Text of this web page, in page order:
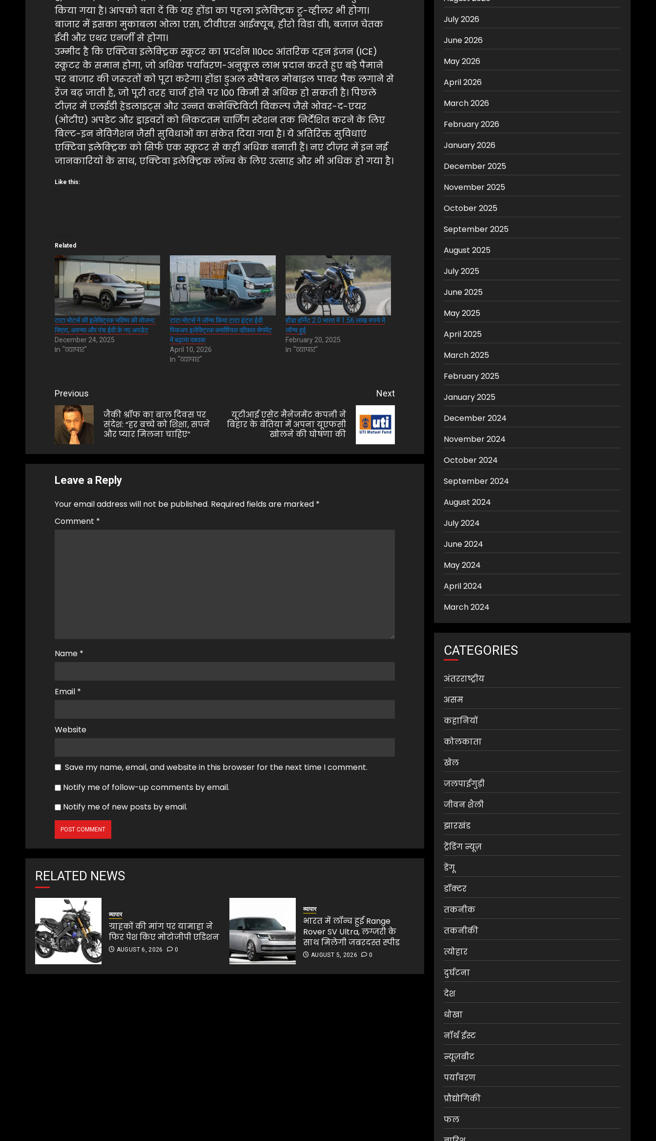
किया गया है। आपको बता दें कि यह होंडा का पहला इलेक्ट्रिक टू-व्हीलर भी होगा।
बाजार में इसका मुकाबला ओला एस1, टीवीएस आईक्यूब, हीरो विडा वी1, बजाज चेतक
ईवी और एथर एनर्जी से होगा।
उम्मीद है कि एक्टिवा इलेक्ट्रिक स्कूटर का प्रदर्शन 110cc आंतरिक दहन इंजन (ICE)
स्कूटर के समान होगा, जो अधिक पर्यावरण-अनुकूल लाभ प्रदान करते हुए बड़े पैमाने
पर बाजार की जरूरतों को पूरा करेगा। होंडा डुअल स्वैपेबल मोबाइल पावर पैक लगाने से
रेंज बढ़ जाती है, जो पूरी तरह चार्ज होने पर 100 किमी से अधिक हो सकती है। पिछले
टीज़र में एलईडी हेडलाइट्स और उन्नत कनेक्टिविटी विकल्प जैसे ओवर-द-एयर
(ओटीए) अपडेट और ड्राइवरों को निकटतम चार्जिंग स्टेशन तक निर्देशित करने के लिए
बिल्ट-इन नेविगेशन जैसी सुविधाओं का संकेत दिया गया है। ये अतिरिक्त सुविधाएं
एक्टिवा इलेक्ट्रिक को सिर्फ एक स्कूटर से कहीं अधिक बनाती हैं। नए टीज़र में इन नई
जानकारियों के साथ, एक्टिवा इलेक्ट्रिक लॉन्च के लिए उत्साह और भी अधिक हो गया है।
Like this:
Related
टाटा मोटर्स की इलेक्ट्रिक भविष्य की योजना:
सिएरा, अवन्या और पंच ईवी के नए अपडेट
December 24, 2025
In "व्यापार"
टाटा मोटर्स ने लॉन्च किया टाटा इंट्रा ईवी
पिकअप इलेक्ट्रिक कमर्शियल व्हीकल सेगमेंट
में बढ़ाया दबदबा
April 10, 2026
In "व्यापार"
होंडा हॉर्नेट 2.0 भारत में 1.56 लाख रुपये में
लॉन्च हुई
February 20, 2025
In "व्यापार"
Post
navigation
Previous
Previous
जैकी श्रॉफ का बाल दिवस पर
संदेश: “हर बच्चे को शिक्षा, सपने
और प्यार मिलना चाहिए”
Next
Next
यूटीआई एसेट मैनेजमेंट कंपनी ने
बिहार के बेतिया में अपना यूएफसी
खोलने की घोषणा की
Leave a Reply
Your email address will not be published. Required fields are marked *
Comment *
Name *
Email *
Website
Save my name, email, and website in this browser for the next time I comment.
Notify me of follow-up comments by email.
Notify me of new posts by email.
RELATED NEWS
व्यापार
ग्राहकों की मांग पर यामाहा ने
फिर पेश किए मोटोजीपी एडिशन
AUGUST 6, 2026 0
व्यापार
भारत में लॉन्च हुई Range
Rover SV Ultra, लग्जरी के
साथ मिलेगी जबरदस्त स्पीड
AUGUST 5, 2026 0
July 2026
June 2026
May 2026
April 2026
March 2026
February 2026
January 2026
December 2025
November 2025
October 2025
September 2025
August 2025
July 2025
June 2025
May 2025
April 2025
March 2025
February 2025
January 2025
December 2024
November 2024
October 2024
September 2024
August 2024
July 2024
June 2024
May 2024
April 2024
March 2024
CATEGORIES
अंतरराष्ट्रीय
असम
कहानियों
कोलकाता
खेल
जलपाईगुड़ी
जीवन शैली
झारखंड
ट्रेंडिंग न्यूज़
डेंगू
डॉक्टर
तकनीक
तकनीकी
त्योहार
दुर्घटना
देश
धोखा
नॉर्थ ईस्ट
न्यूज़बीट
पर्यावरण
प्रौद्योगिकी
फल